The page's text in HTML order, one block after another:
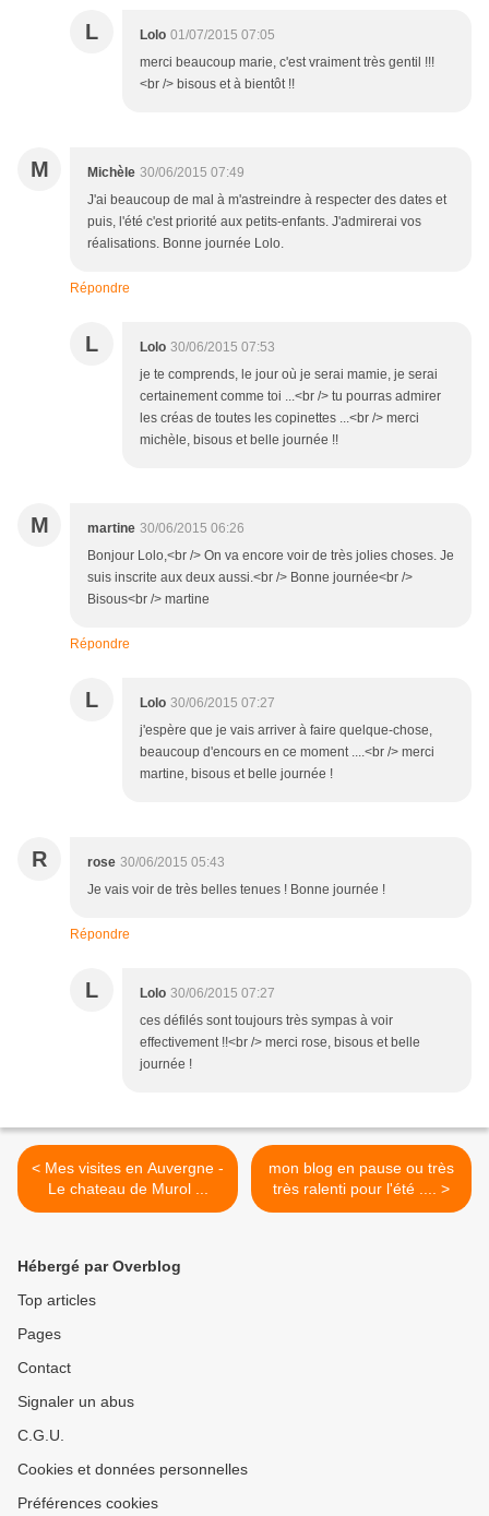
L Lolo 01/07/2015 07:05
merci beaucoup marie, c'est vraiment très gentil !!!
<br /> bisous et à bientôt !!
M Michèle 30/06/2015 07:49
J'ai beaucoup de mal à m'astreindre à respecter des dates et
puis, l'été c'est priorité aux petits-enfants. J'admirerai vos
réalisations. Bonne journée Lolo.
Répondre
L Lolo 30/06/2015 07:53
je te comprends, le jour où je serai mamie, je serai
certainement comme toi ...<br /> tu pourras admirer
les créas de toutes les copinettes ...<br /> merci
michèle, bisous et belle journée !!
M martine 30/06/2015 06:26
Bonjour Lolo,<br /> On va encore voir de très jolies choses. Je
suis inscrite aux deux aussi.<br /> Bonne journée<br />
Bisous<br /> martine
Répondre
L Lolo 30/06/2015 07:27
j'espère que je vais arriver à faire quelque-chose,
beaucoup d'encours en ce moment ....<br /> merci
martine, bisous et belle journée !
R rose 30/06/2015 05:43
Je vais voir de très belles tenues ! Bonne journée !
Répondre
L Lolo 30/06/2015 07:27
ces défilés sont toujours très sympas à voir
effectivement !!<br /> merci rose, bisous et belle
journée !
< Mes visites en Auvergne -
Le chateau de Murol ...
mon blog en pause ou très
très ralenti pour l'été .... >
Hébergé par Overblog
Top articles
Pages
Contact
Signaler un abus
C.G.U.
Cookies et données personnelles
Préférences cookies